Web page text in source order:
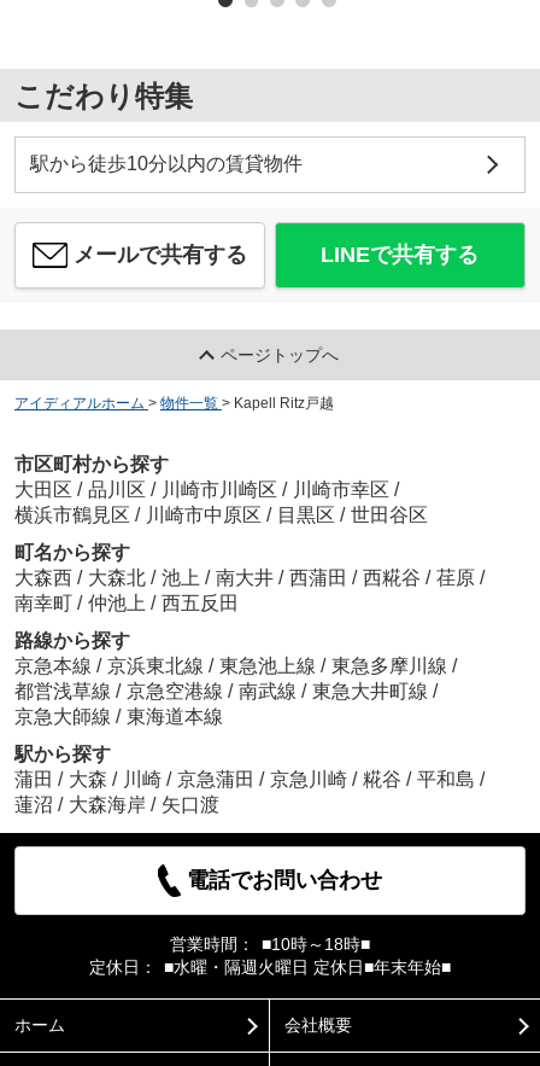
こだわり特集
駅から徒歩10分以内の賃貸物件
メールで共有する LINEで共有する
ページトップへ
アイディアルホーム > 物件一覧 > Kapell Ritz戸越
市区町村から探す
大田区 / 品川区 / 川崎市川崎区 / 川崎市幸区 /
横浜市鶴見区 / 川崎市中原区 / 目黒区 / 世田谷区
町名から探す
大森西 / 大森北 / 池上 / 南大井 / 西蒲田 / 西糀谷 / 荏原 /
南幸町 / 仲池上 / 西五反田
路線から探す
京急本線 / 京浜東北線 / 東急池上線 / 東急多摩川線 /
都営浅草線 / 京急空港線 / 南武線 / 東急大井町線 /
京急大師線 / 東海道本線
駅から探す
蒲田 / 大森 / 川崎 / 京急蒲田 / 京急川崎 / 糀谷 / 平和島 /
蓮沼 / 大森海岸 / 矢口渡
電話でお問い合わせ
営業時間：
■10時～18時■
定休日：
■水曜・隔週火曜日 定休日■年末年始■
ホーム 会社概要